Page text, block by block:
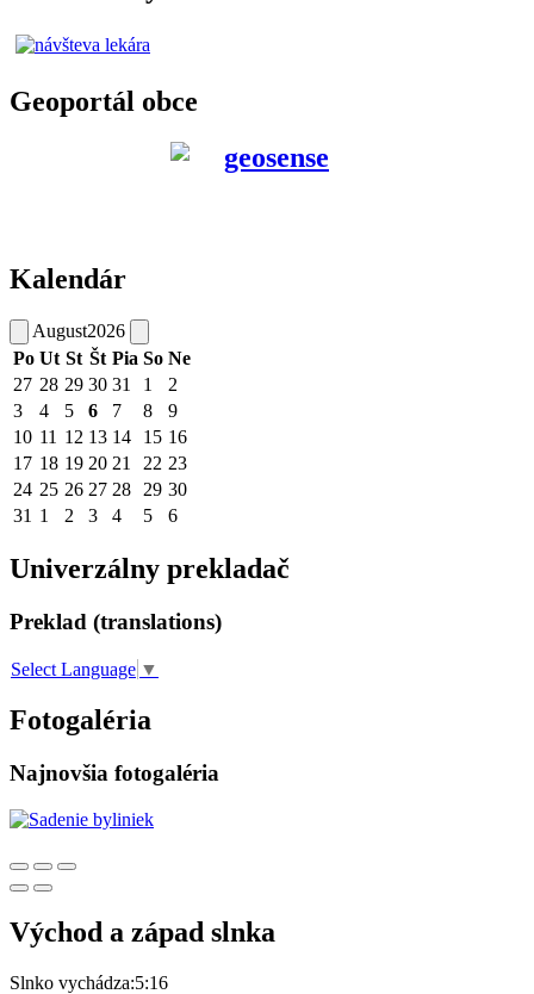
Geoportál obce
Kalendár
August2026
Po Ut St Št Pia So Ne
27 28 29 30 31 1
2
3
4 5 6 7 8
9
10 11 12 13 14 15 16
17 18 19 20 21 22 23
24 25 26 27 28 29 30
31 1 2 3 4 5 6
Univerzálny prekladač
Preklad (translations)
Select Language ▼
Fotogaléria
Najnovšia fotogaléria
Východ a západ slnka
Slnko vychádza:5:16